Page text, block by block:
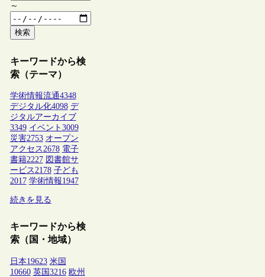
～
検索
キーワードから検
索（テーマ）
学術情報流通4348
デジタル化4098 デ
ジタルアーカイブ
3349 イベント 3009
災害2753 オープン
アクセス2678 電子
書籍2227 図書館サ
ービス2178 子ども
2017 学術情報1947
続きを見る
キーワードから検
索（国・地域）
日本19623 米国
10660 英国3216 欧州